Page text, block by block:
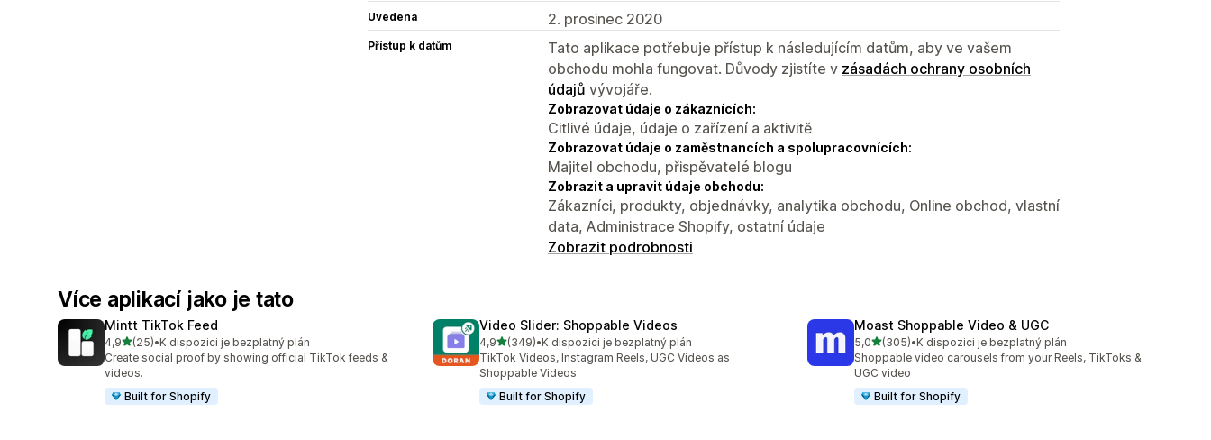
Uvedena 2. prosinec 2020
Přístup k datům
Tato aplikace potřebuje přístup k následujícím datům, aby ve vašem
obchodu mohla fungovat. Důvody zjistíte v zásadách ochrany osobních
údajů vývojáře.
Zobrazovat údaje o zákaznících:
Citlivé údaje, údaje o zařízení a aktivitě
Zobrazovat údaje o zaměstnancích a spolupracovnících:
Majitel obchodu, přispěvatelé blogu
Zobrazit a upravit údaje obchodu:
Zákazníci, produkty, objednávky, analytika obchodu, Online obchod, vlastní
data, Administrace Shopify, ostatní údaje
Zobrazit podrobnosti
Více aplikací jako je tato
Mintt TikTok Feed
4,9z 5 hvězd
(25)
Celkový počet recenzí: 25
•K dispozici je bezplatný plán
Create social proof by showing official TikTok feeds &
videos.
Built for Shopify
Video Slider: Shoppable Videos
4,9z 5 hvězd
(349)
Celkový počet recenzí: 349
•K dispozici je bezplatný plán
TikTok Videos, Instagram Reels, UGC Videos as
Shoppable Videos
Built for Shopify
Moast Shoppable Video & UGC
5,0z 5 hvězd
(305)
Celkový počet recenzí: 305
•K dispozici je bezplatný plán
Shoppable video carousels from your Reels, TikToks &
UGC video
Built for Shopify